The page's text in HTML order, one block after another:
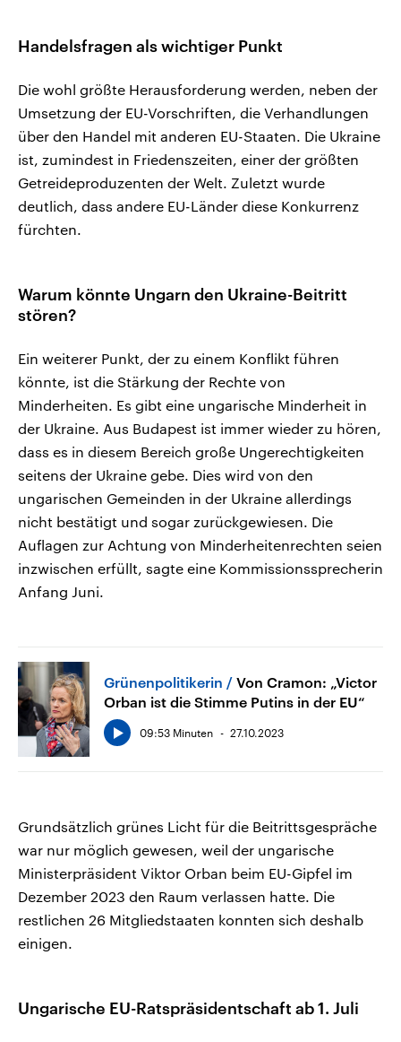
Handelsfragen als wichtiger Punkt
Die wohl größte Herausforderung werden, neben der
Umsetzung der EU-Vorschriften, die Verhandlungen
über den Handel mit anderen EU-Staaten. Die Ukraine
ist, zumindest in Friedenszeiten, einer der größten
Getreideproduzenten der Welt. Zuletzt wurde
deutlich, dass andere EU-Länder diese Konkurrenz
fürchten.
Warum könnte Ungarn den Ukraine-Beitritt
stören?
Ein weiterer Punkt, der zu einem Konflikt führen
könnte, ist die Stärkung der Rechte von
Minderheiten. Es gibt eine ungarische Minderheit in
der Ukraine. Aus Budapest ist immer wieder zu hören,
dass es in diesem Bereich große Ungerechtigkeiten
seitens der Ukraine gebe. Dies wird von den
ungarischen Gemeinden in der Ukraine allerdings
nicht bestätigt und sogar zurückgewiesen. Die
Auflagen zur Achtung von Minderheitenrechten seien
inzwischen erfüllt, sagte eine Kommissionssprecherin
Anfang Juni.
Grünenpolitikerin
Von Cramon: „Victor
Orban ist die Stimme Putins in der EU“
09:53 Minuten 27.10.2023
Grundsätzlich grünes Licht für die Beitrittsgespräche
war nur möglich gewesen, weil der ungarische
Ministerpräsident Viktor Orban beim EU-Gipfel im
Dezember 2023 den Raum verlassen hatte. Die
restlichen 26 Mitgliedstaaten konnten sich deshalb
einigen.
Ungarische EU-Ratspräsidentschaft ab 1. Juli